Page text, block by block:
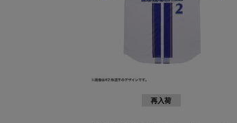
再入荷